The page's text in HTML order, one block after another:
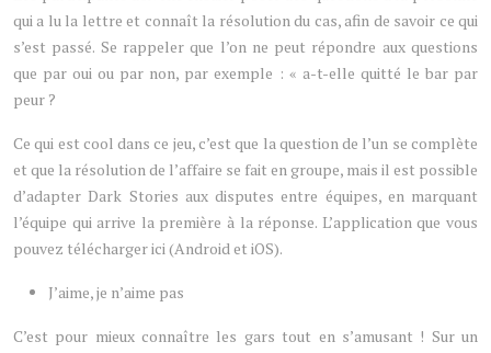
qui a lu la lettre et connaît la résolution du cas, afin de savoir ce qui
s’est passé. Se rappeler que l’on ne peut répondre aux questions
que par oui ou par non, par exemple : « a-t-elle quitté le bar par
peur ?
Ce qui est cool dans ce jeu, c’est que la question de l’un se complète
et que la résolution de l’affaire se fait en groupe, mais il est possible
d’adapter Dark Stories aux disputes entre équipes, en marquant
l’équipe qui arrive la première à la réponse. L’application que vous
pouvez télécharger ici (Android et iOS).
J’aime, je n’aime pas
C’est pour mieux connaître les gars tout en s’amusant ! Sur un